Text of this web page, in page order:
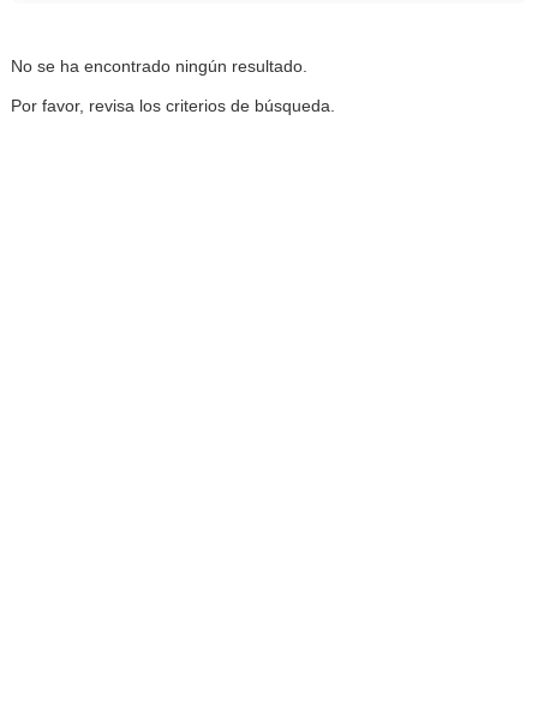
No se ha encontrado ningún resultado.
Por favor, revisa los criterios de búsqueda.